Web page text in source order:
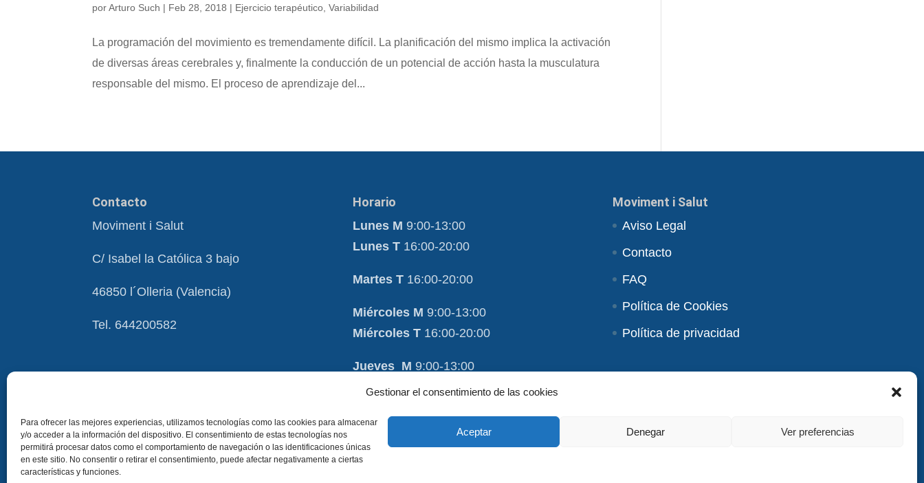
Gestionar el consentimiento de las cookies
Para ofrecer las mejores experiencias, utilizamos tecnologías como las cookies para almacenar
y/o acceder a la información del dispositivo. El consentimiento de estas tecnologías nos
permitirá procesar datos como el comportamiento de navegación o las identificaciones únicas
en este sitio. No consentir o retirar el consentimiento, puede afectar negativamente a ciertas
características y funciones.
Aceptar Denegar Ver preferencias
porArturo Such | Feb 28, 2018 | Ejercicio terapéutico,Variabilidad
La programación del movimiento es tremendamente difícil. La planificación del mismo implica la activación
de diversas áreas cerebrales y, finalmente la conducción de un potencial de acción hasta la musculatura
responsable del mismo. El proceso de aprendizaje del...
Contacto
Moviment i Salut
C/ Isabel la Católica 3 bajo
46850 l´Olleria (Valencia)
Tel. 644200582
Horario
Lunes M 9:00-13:00
Lunes T 16:00-20:00
Martes T 16:00-20:00
Miércoles M 9:00-13:00
Miércoles T16:00-20:00
Jueves M 9:00-13:00
Jueves T
16:00-20:00
Viernes M9:00-13:00
16:00-20:00
Moviment i Salut
Aviso Legal
Contacto
FAQ
Política de Cookies
Política de privacidad